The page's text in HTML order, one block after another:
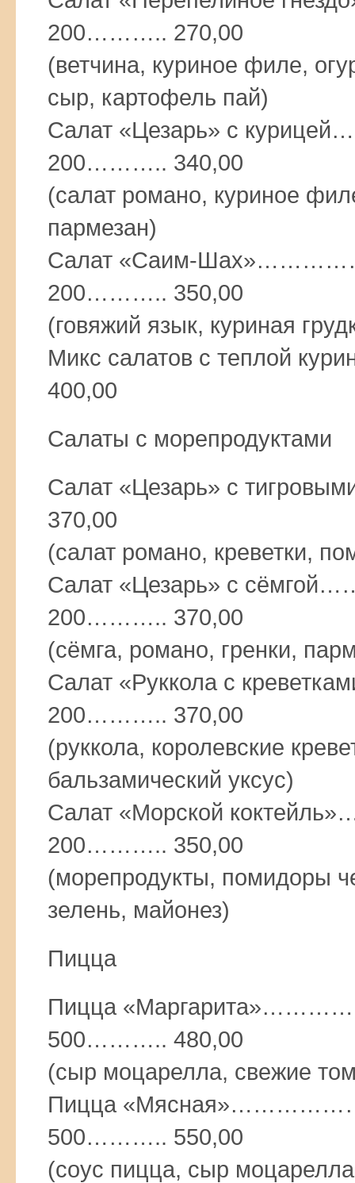
200……….. 270,00
(ветчина, куриное филе,
сыр, картофель пай)
Салат «Цезарь» с
200……….. 340,00
(салат романо, куриное
пармезан)
Салат «Саим-
200……….. 350,00
(говяжий язык, куриная
Микс салатов с теплой
400,00
Салаты с морепродуктами
Салат «Цезарь» с
370,00
(салат романо, креветки,
Салат «Цезарь» с
200……….. 370,00
(сёмга, романо, гренки,
Салат «Руккола с
200……….. 370,00
(руккола, королевские
бальзамический уксус)
Салат «Морской
200……….. 350,00
(морепродукты, помидоры
зелень, майонез)
Пицца
Пицца
500……….. 480,00
(сыр моцарелла, свежие
Пицца
500……….. 550,00
(соус пицца, сыр